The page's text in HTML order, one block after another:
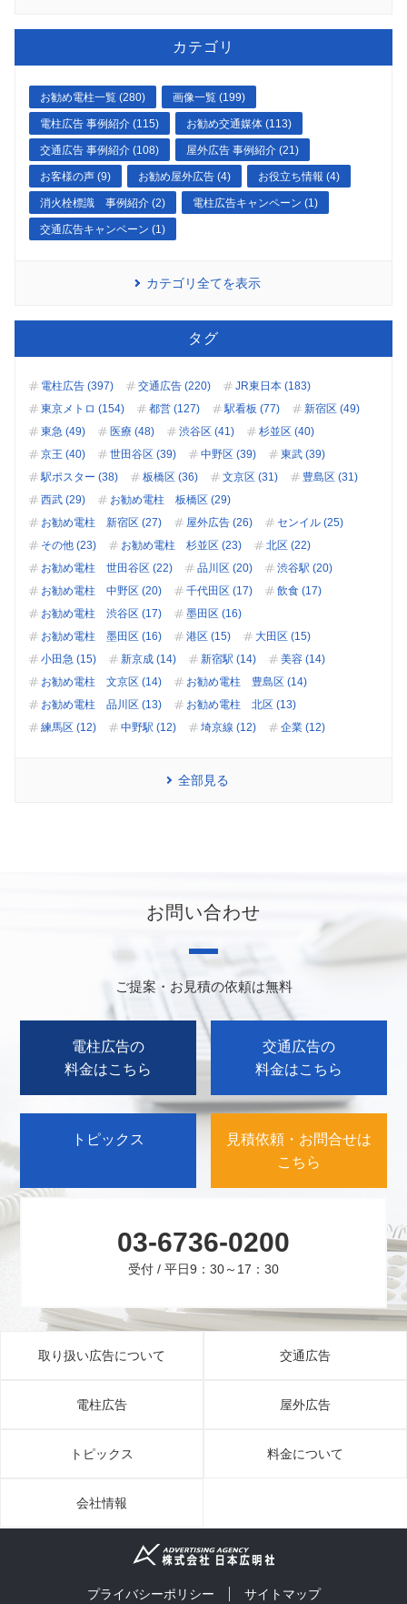
カテゴリ
お勧め電柱一覧 (280) 画像一覧 (199)
電柱広告 事例紹介 (115) お勧め交通媒体 (113)
交通広告 事例紹介 (108) 屋外広告 事例紹介 (21)
お客様の声 (9) お勧め屋外広告 (4) お役立ち情報 (4)
消火栓標識 事例紹介 (2) 電柱広告キャンペーン (1)
交通広告キャンペーン (1)
カテゴリ全てを表示
タグ
電柱広告 (397) 交通広告 (220)
JR東日本 (183)
東京メトロ (154)
都営 (127) 駅看板 (77)
新宿区 (49)
東急 (49)
医療 (48) 渋谷区 (41)
杉並区 (40)
京王 (40)
世田谷区 (39) 中野区 (39)
東武 (39)
駅ポスター (38)
板橋区 (36) 文京区 (31)
豊島区 (31)
西武 (29)
お勧め電柱 板橋区 (29)
お勧め電柱 新宿区 (27)
屋外広告 (26)
センイル (25)
その他 (23)
お勧め電柱 杉並区 (23)
北区 (22)
お勧め電柱 世田谷区 (22)
品川区 (20)
渋谷駅 (20)
お勧め電柱 中野区 (20)
千代田区 (17)
飲食 (17)
お勧め電柱 渋谷区 (17)
墨田区 (16)
お勧め電柱 墨田区 (16)
港区 (15)
大田区 (15)
小田急 (15)
新京成 (14) 新宿駅 (14)
美容 (14)
お勧め電柱 文京区 (14)
お勧め電柱 豊島区 (14)
お勧め電柱 品川区 (13)
お勧め電柱 北区 (13)
練馬区 (12)
中野駅 (12) 埼京線 (12) 企業 (12)
全部見る
お問い合わせ
ご提案・お見積の依頼は無料
電柱広告の
料金はこちら
交通広告の
料金はこちら
トピックス
見積依頼・お問合せは
こちら
03-6736-0200
受付 / 平日9：30～17：30
取り扱い広告について 交通広告
電柱広告 屋外広告
トピックス 料金について
会社情報
プライバシーポリシー サイトマップ